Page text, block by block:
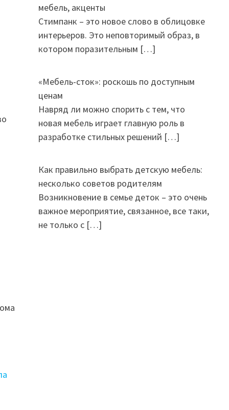
мебель, акценты
Стимпанк – это новое слово в облицовке
интерьеров. Это неповторимый образ, в
котором поразительным […]
«Мебель-сток»: роскошь по доступным
ценам
Навряд ли можно спорить с тем, что
новая мебель играет главную роль в
разработке стильных решений […]
Как правильно выбрать детскую мебель:
несколько советов родителям
Возникновение в семье деток – это очень
важное мероприятие, связанное, все таки,
не только с […]